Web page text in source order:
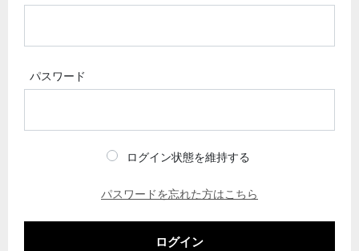
パスワード
ログイン状態を維持する
パスワードを忘れた方はこちら
ログイン